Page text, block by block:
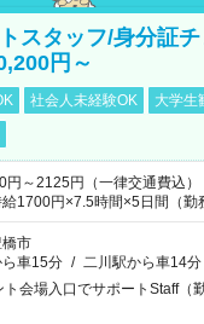
スタッフ/身分証
円～
社会人未経験OK 大学生
円～2125円（一律交通費込
1700円×7.5時間×5日間（勤
市
車15分 / 二川駅から車14分
ト会場入口でサポートStaff（